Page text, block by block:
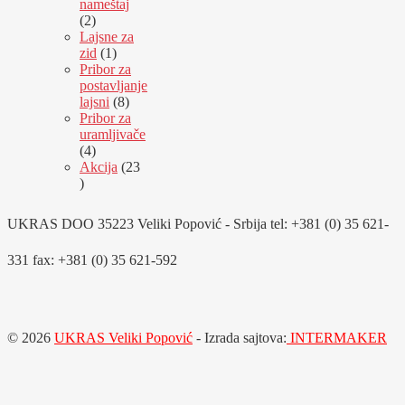
nameštaj
22
proizvoda
Lajsne za
zid
11
proizvod
Pribor za
postavljanje
lajsni 88
proizvoda
Pribor za
uramljivače
44
proizvoda
Akcija
23
23
UKRAS DOO 35223 Veliki Popović - Srbija tel: +381 (0) 35 621-
331 fax: +381 (0) 35 621-592
© 2026 UKRAS Veliki Popović - Izrada sajtova: INTERMAKER